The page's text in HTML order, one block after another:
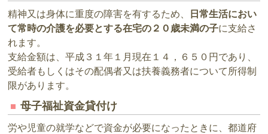
精神又は身体に重度の障害を有するため、
日常生活におい
て常時の介護を必要とする在宅の２０歳未満の子に支給さ
れます。
支給金額は、平成３１年１月現在１４，６５０円であり、
受給者もしくはその配偶者又は扶養義務者について所得制
限があります。
母子福祉資金貸付け
労や児童の就学などで資金が必要になったときに、都道府